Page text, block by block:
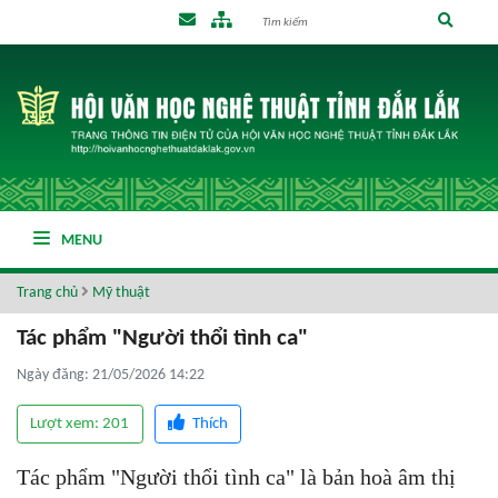
MENU
Trang chủ Mỹ thuật
Tác phẩm "Người thổi tình ca"
Ngày đăng: 21/05/2026 14:22
Lượt xem: 201 Thích
Tác phẩm "Người thổi tình ca" là bản hoà âm thị